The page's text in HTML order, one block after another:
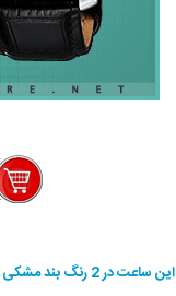
این ساعت در 2 رنگ بند مشکی و قهوه ای و همچنین صفحه سفید و مشکی عرضه شده است.